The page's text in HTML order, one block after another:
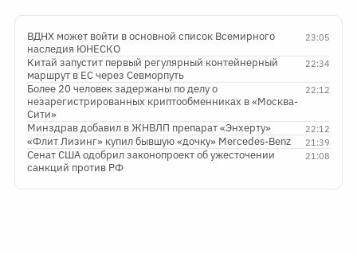
23:05
ВДНХ может войти в основной список Всемирного
наследия ЮНЕСКО
22:34
Китай запустит первый регулярный контейнерный
маршрут в ЕС через Севморпуть
22:12
Более 20 человек задержаны по делу о
незарегистрированных криптообменниках в «Москва-
Сити»
22:12
Минздрав добавил в ЖНВЛП препарат «Энхерту»
21:39
«Флит Лизинг» купил бывшую «дочку» Mercedes-Benz
21:08
Сенат США одобрил законопроект об ужесточении
санкций против РФ